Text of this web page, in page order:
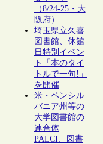
（8/24-25・大
阪府）
埼玉県立久喜
図書館、休館
日特別イベン
ト「本のタイ
トルで一句!」
を開催
米・ペンシル
バニア州等の
大学図書館の
連合体
PALCI、図書